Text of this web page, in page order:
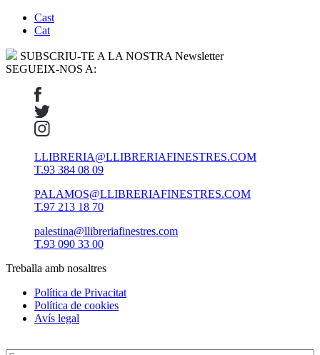
Cast
Cat
SUBSCRIU-TE A LA NOSTRA Newsletter
SEGUEIX-NOS A:
LLIBRERIA@LLIBRERIAFINESTRES.COM
T.93 384 08 09
PALAMOS@LLIBRERIAFINESTRES.COM
T.97 213 18 70
palestina@llibreriafinestres.com
T.93 090 33 00
Treballa amb nosaltres
Política de Privacitat
Política de cookies
Avís legal